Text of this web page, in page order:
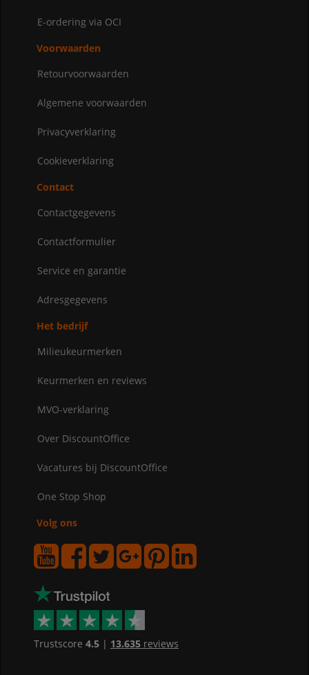
E-ordering via OCI
Voorwaarden
Retourvoorwaarden
Algemene voorwaarden
Privacyverklaring
Cookieverklaring
Contact
Contactgegevens
Contactformulier
Service en garantie
Adresgegevens
Het bedrijf
Milieukeurmerken
Keurmerken en reviews
MVO-verklaring
Over DiscountOffice
Vacatures bij DiscountOffice
One Stop Shop
Volg ons
Trustscore 4.5| 13.635reviews